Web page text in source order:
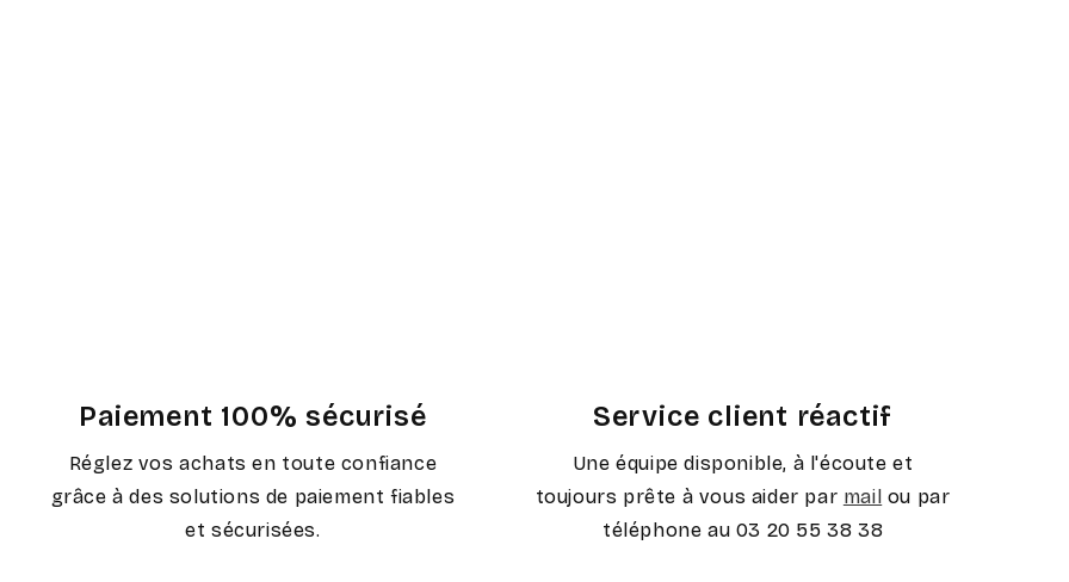
Paiement 100% sécurisé
Réglez vos achats en toute confiance
grâce à des solutions de paiement fiables
et sécurisées.
Service client réactif
Une équipe disponible, à l'écoute et
toujours prête à vous aider par mail ou par
téléphone au 03 20 55 38 38